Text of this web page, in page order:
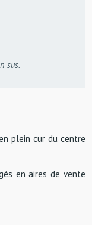
sus.
plein cur du centre
en aires de vente